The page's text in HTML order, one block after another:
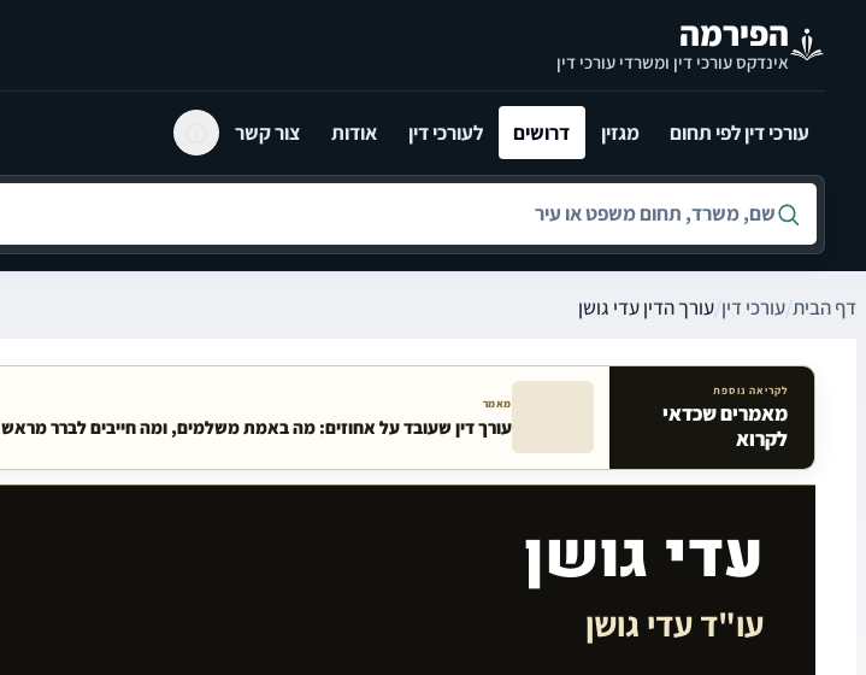
הפירמה
אינדקס עורכי דין ומשרדי עורכי דין
עורכי דין לפי תחום מגזין דרושים לעורכי דין אודות צור קשר
חיפוש לפי שם, משרד, תחום משפט או עיר
דף הבית/עורכי דין/עורך הדין עדי גושן
מאמרים קשורים באתר
לקריאה נוספת
מאמרים שכדאי
לקרוא
מאמר
עורך דין שעובד על אחוזים: מה באמת משלמים, ומה חייבים לברר מראש
עדי גושן
עו"ד עדי גושן